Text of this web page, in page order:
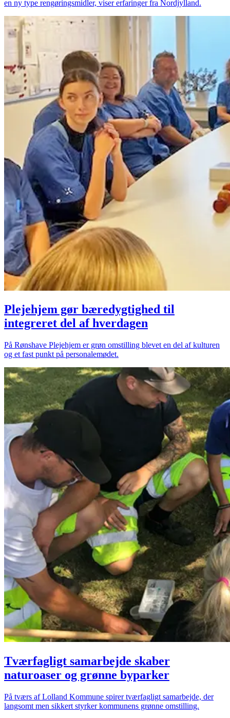
en ny type rengøringsmidler, viser erfaringer fra Nordjylland.
Plejehjem gør bæredygtighed til
integreret del af hverdagen
På Rønshave Plejehjem er grøn omstilling blevet en del af kulturen
og et fast punkt på personalemødet.
Tværfagligt samarbejde skaber
naturoaser og grønne byparker
På tværs af Lolland Kommune spirer tværfagligt samarbejde, der
langsomt men sikkert styrker kommunens grønne omstilling.